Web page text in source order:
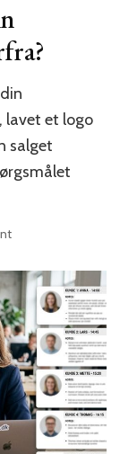
lavet et logo
salget
on
skal
du
droppe
din
forretningsidé
og
starte
forfra?